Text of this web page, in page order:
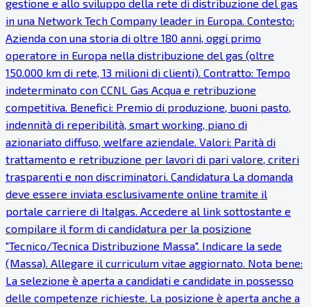
gestione e allo sviluppo della rete di distribuzione del gas
in una Network Tech Company leader in Europa. Contesto:
Azienda con una storia di oltre 180 anni, oggi primo
operatore in Europa nella distribuzione del gas (oltre
150.000 km di rete, 13 milioni di clienti). Contratto: Tempo
indeterminato con CCNL Gas Acqua e retribuzione
competitiva. Benefici: Premio di produzione, buoni pasto,
indennità di reperibilità, smart working, piano di
azionariato diffuso, welfare aziendale. Valori: Parità di
trattamento e retribuzione per lavori di pari valore, criteri
trasparenti e non discriminatori. Candidatura La domanda
deve essere inviata esclusivamente online tramite il
portale carriere di Italgas. Accedere al link sottostante e
compilare il form di candidatura per la posizione
"Tecnico/Tecnica Distribuzione Massa". Indicare la sede
(Massa). Allegare il curriculum vitae aggiornato. Nota bene:
La selezione è aperta a candidati e candidate in possesso
delle competenze richieste. La posizione è aperta anche a